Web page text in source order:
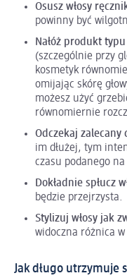
Osusz włosy
powinny być
Nałóż produkt
(szczególnie przy
kosmetyk
omijając skórę
możesz użyć
równomiernie
Odczekaj zalecany
im dłużej, tym
czasu podanego
Dokładnie spłucz
będzie przejrzysta.
Stylizuj włosy jak
widoczna różnica w
Jak długo utrzymuje